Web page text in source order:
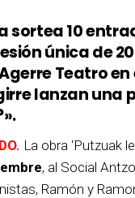
sortea 10
única de
Teatro
lanzan una
La obra ‘Putzuak
, al Social
Ramón y